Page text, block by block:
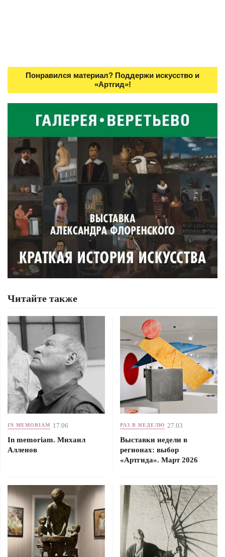
Понравился материал? Поддержи искусство и
«Артгид»!
Читайте также
IN MEMORIAM 17.06
In memoriam. Михаил
Алленов
РАЗ В НЕДЕЛЮ 27.03
Выставки недели в
регионах: выбор
«Артгида». Март 2026